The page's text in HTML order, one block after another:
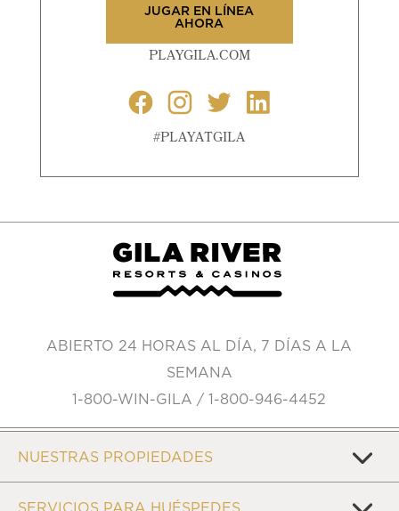
JUGAR EN LÍNEA
AHORA
PLAYGILA.COM
#PLAYATGILA
ABIERTO 24 HORAS AL DÍA, 7 DÍAS A LA
SEMANA
1-800-WIN-GILA / 1-800-946-4452
NUESTRAS PROPIEDADES
SERVICIOS PARA HUÉSPEDES